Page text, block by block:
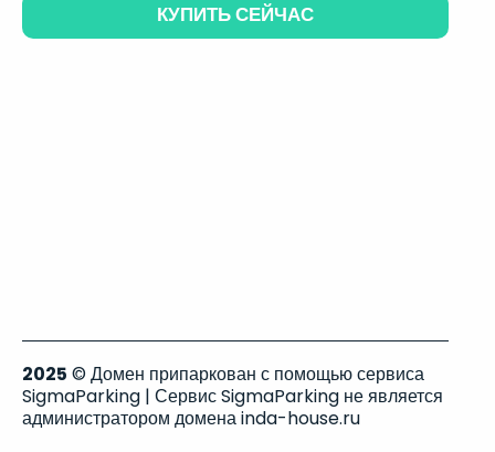
КУПИТЬ СЕЙЧАС
2025 © Домен припаркован с помощью сервиса
SigmaParking | Сервис SigmaParking не является
администратором домена inda-house.ru